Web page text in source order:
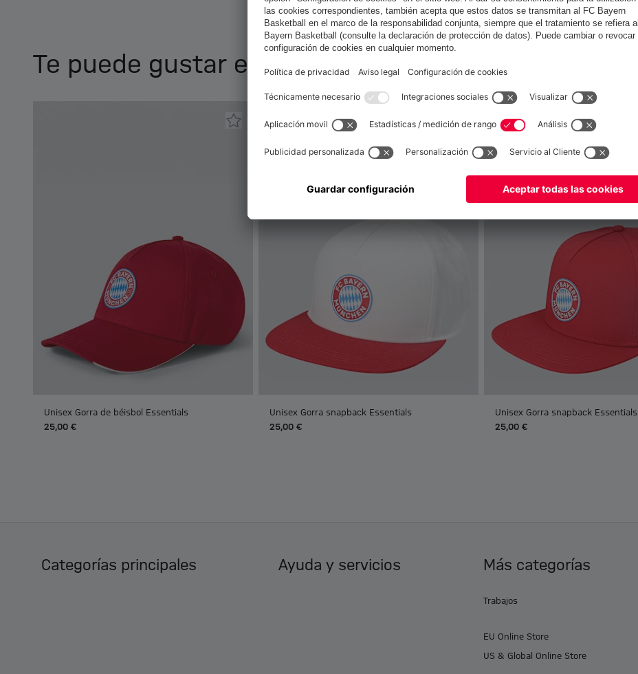
Te puede gustar esto también
Unisex Gorra de béisbol Essentials
25,00 €
Unisex Gorra snapback Essentials
25,00 €
Unisex Gorra snapback Essentials
25,00 €
Categorías principales Ayuda y servicios Más categorías
Trabajos
EU Online Store
US & Global Online Store
¿Quieres quedarte en la tiendaEspaña?
Españapara entregar allí!